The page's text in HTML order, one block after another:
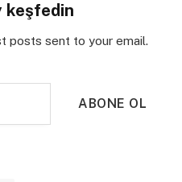
keşfedin
posts sent to your email.
ABONE OL